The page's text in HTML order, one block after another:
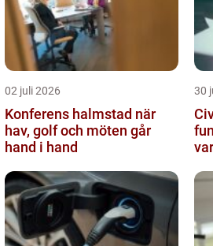
02 juli 2026
Konferens halmstad när
hav, golf och möten går
hand i hand
30